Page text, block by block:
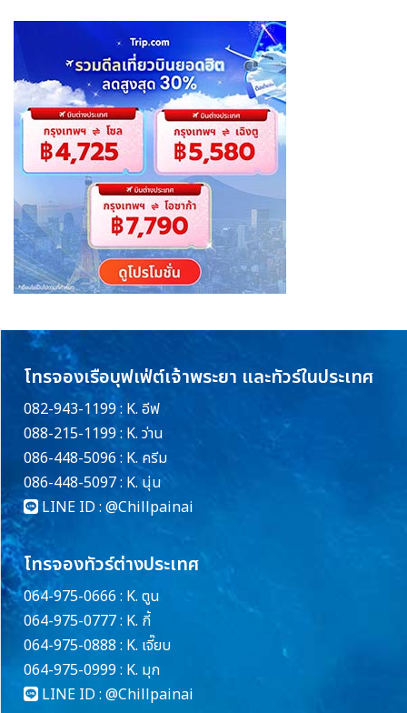
โทรจองเรือบุฟเฟ่ต์เจ้าพระยา และทัวร์ในประเทศ
082-943-1199 : K. อีฟ
088-215-1199 : K. ว่าน
086-448-5096 : K. ครีม
086-448-5097 : K. นุ่น
LINE ID : @Chillpainai
โทรจองทัวร์ต่างประเทศ
064-975-0666 : K. ตูน
064-975-0777 : K. กี้
064-975-0888 : K. เจี๊ยบ
064-975-0999 : K. มุก
LINE ID : @Chillpainai